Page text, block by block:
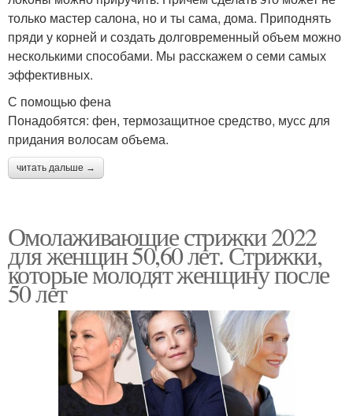
только мастер салона, но и ты сама, дома. Приподнять
пряди у корней и создать долговременный объем можно
несколькими способами. Мы расскажем о семи самых
эффективных.
С помощью фена
Понадобятся: фен, термозащитное средство, мусс для
придания волосам объема.
читать дальше →
Омолаживающие стрижки 2022
для женщин 50,60 лет. Стрижки,
которые молодят женщину после
50 лет